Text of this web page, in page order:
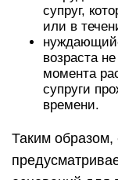
супруг,
или в
возраста
момента
супруги
времени.
Таким